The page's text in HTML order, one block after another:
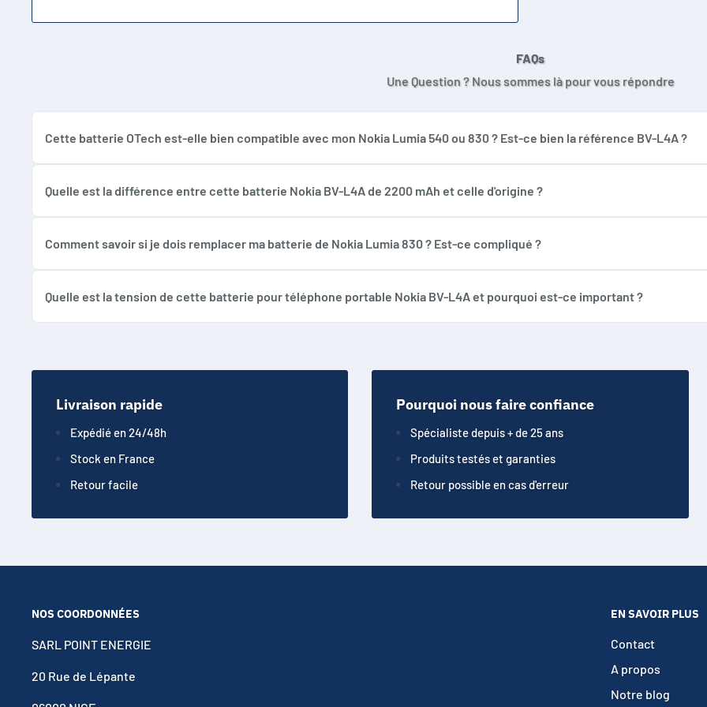
FAQs
Une Question ? Nous sommes là pour vous répondre
Cette batterie OTech est-elle bien compatible avec mon Nokia Lumia 540 ou 830 ? Est-ce bien la référence BV-L4A ?
Quelle est la différence entre cette batterie Nokia BV-L4A de 2200 mAh et celle d'origine ?
Comment savoir si je dois remplacer ma batterie de Nokia Lumia 830 ? Est-ce compliqué ?
Quelle est la tension de cette batterie pour téléphone portable Nokia BV-L4A et pourquoi est-ce important ?
Livraison rapide
Expédié en 24/48h
Stock en France
Retour facile
Pourquoi nous faire confiance
Spécialiste depuis + de 25 ans
Produits testés et garanties
Retour possible en cas d'erreur
NOS COORDONNÉES
SARL POINT ENERGIE
20 Rue de Lépante
EN SAVOIR PLUS
Contact
A propos
Notre blog